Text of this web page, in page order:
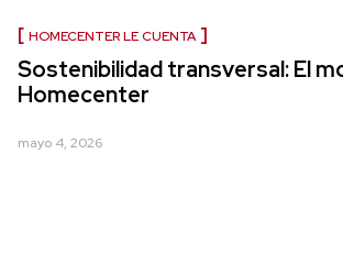
HOMECENTER LE CUENTA
Sostenibilidad transversal: El
Homecenter
mayo 4, 2026